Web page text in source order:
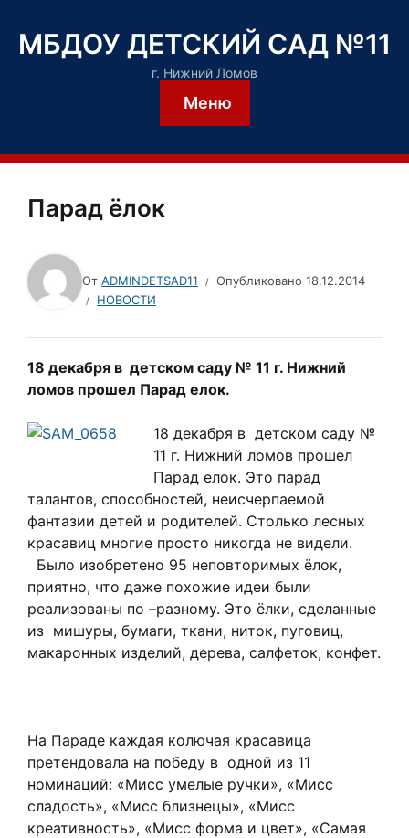
МБДОУ ДЕТСКИЙ САД №11
г. Нижний Ломов
Меню
Парад ёлок
От ADMINDETSAD11 Опубликовано 18.12.2014
НОВОСТИ
18 декабря в детском саду № 11 г. Нижний
ломов прошел Парад елок.
18 декабря в детском саду №
11 г. Нижний ломов прошел
Парад елок. Это парад
талантов, способностей, неисчерпаемой
фантазии детей и родителей. Столько лесных
красавиц многие просто никогда не видели.
Было изобретено 95 неповторимых ёлок,
приятно, что даже похожие идеи были
реализованы по –разному. Это ёлки, сделанные
из мишуры, бумаги, ткани, ниток, пуговиц,
макаронных изделий, дерева, салфеток, конфет.
На Параде каждая колючая красавица
претендовала на победу в одной из 11
номинаций: «Мисс умелые ручки», «Мисс
сладость», «Мисс близнецы», «Мисс
креативность», «Мисс форма и цвет», «Самая